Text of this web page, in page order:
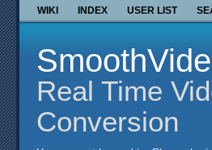
WIKI INDEX USER LIST
Real Time
Conversion